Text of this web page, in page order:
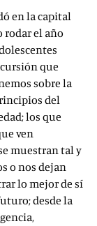
en la capital
el año
que
sobre la
del
los que
ven
muestran tal y
o nos dejan
lo mejor de sí
desde la